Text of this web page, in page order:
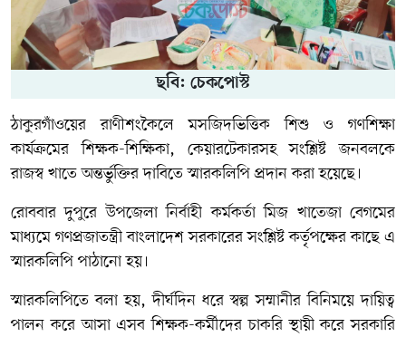
ছবি: চেকপোস্ট
ঠাকুরগাঁওয়ের রাণীশংকৈলে মসজিদভিত্তিক শিশু ও গণশিক্ষা
কার্যক্রমের শিক্ষক-শিক্ষিকা, কেয়ারটেকারসহ সংশ্লিষ্ট জনবলকে
রাজস্ব খাতে অন্তর্ভুক্তির দাবিতে স্মারকলিপি প্রদান করা হয়েছে।
রোববার দুপুরে উপজেলা নির্বাহী কর্মকর্তা মিজ খাতেজা বেগমের
মাধ্যমে গণপ্রজাতন্ত্রী বাংলাদেশ সরকারের সংশ্লিষ্ট কর্তৃপক্ষের কাছে এ
স্মারকলিপি পাঠানো হয়।
স্মারকলিপিতে বলা হয়, দীর্ঘদিন ধরে স্বল্প সম্মানীর বিনিময়ে দায়িত্ব
পালন করে আসা এসব শিক্ষক-কর্মীদের চাকরি স্থায়ী করে সরকারি